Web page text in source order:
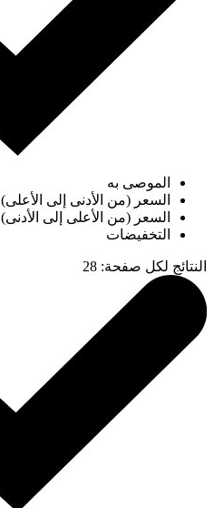
الموصى به
السعر (من الأدنى إلى الأعلى)
السعر (من الأعلى إلى الأدنى)
التخفيضات
النتائج لكل صفحة:
28